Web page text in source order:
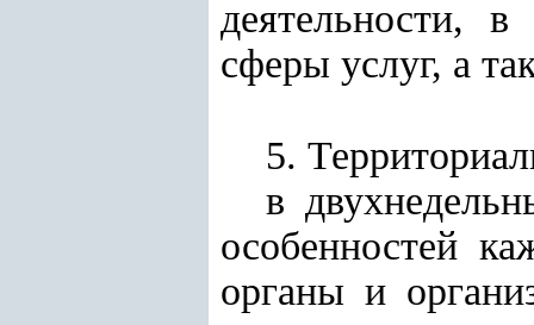
деятельности,
сферы услуг, а
5.
в
особенностей
органы и